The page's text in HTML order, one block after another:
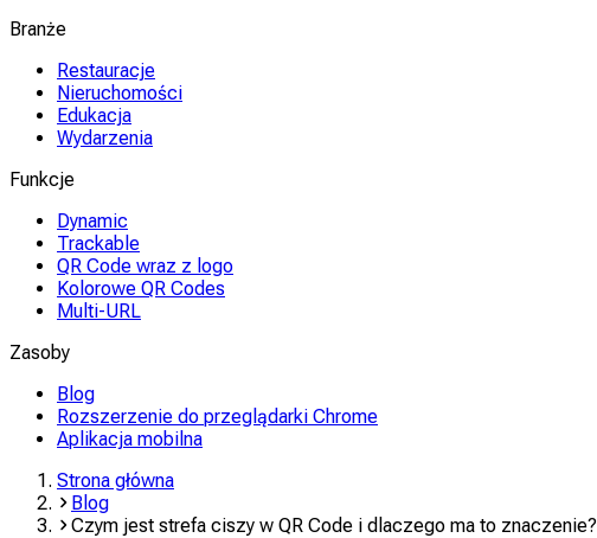
Branże
Restauracje
Nieruchomości
Edukacja
Wydarzenia
Funkcje
Dynamic
Trackable
QR Code wraz z logo
Kolorowe QR Codes
Multi-URL
Zasoby
Blog
Rozszerzenie do przeglądarki Chrome
Aplikacja mobilna
Strona główna
Blog
Czym jest strefa ciszy w QR Code i dlaczego ma to znaczenie?